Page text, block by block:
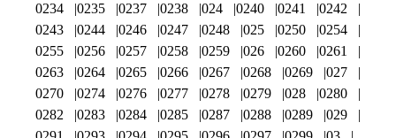
0234
0235 0237 0238 024 0240 0241
0242
0243
0244 0246 0247 0248 025 0250
0254
0255
0256 0257 0258 0259 026 0260
0261
0263
0264 0265 0266 0267 0268 0269
027
0270
0274 0276 0277 0278 0279 028
0280
0282
0283 0284 0285 0287 0288 0289
029